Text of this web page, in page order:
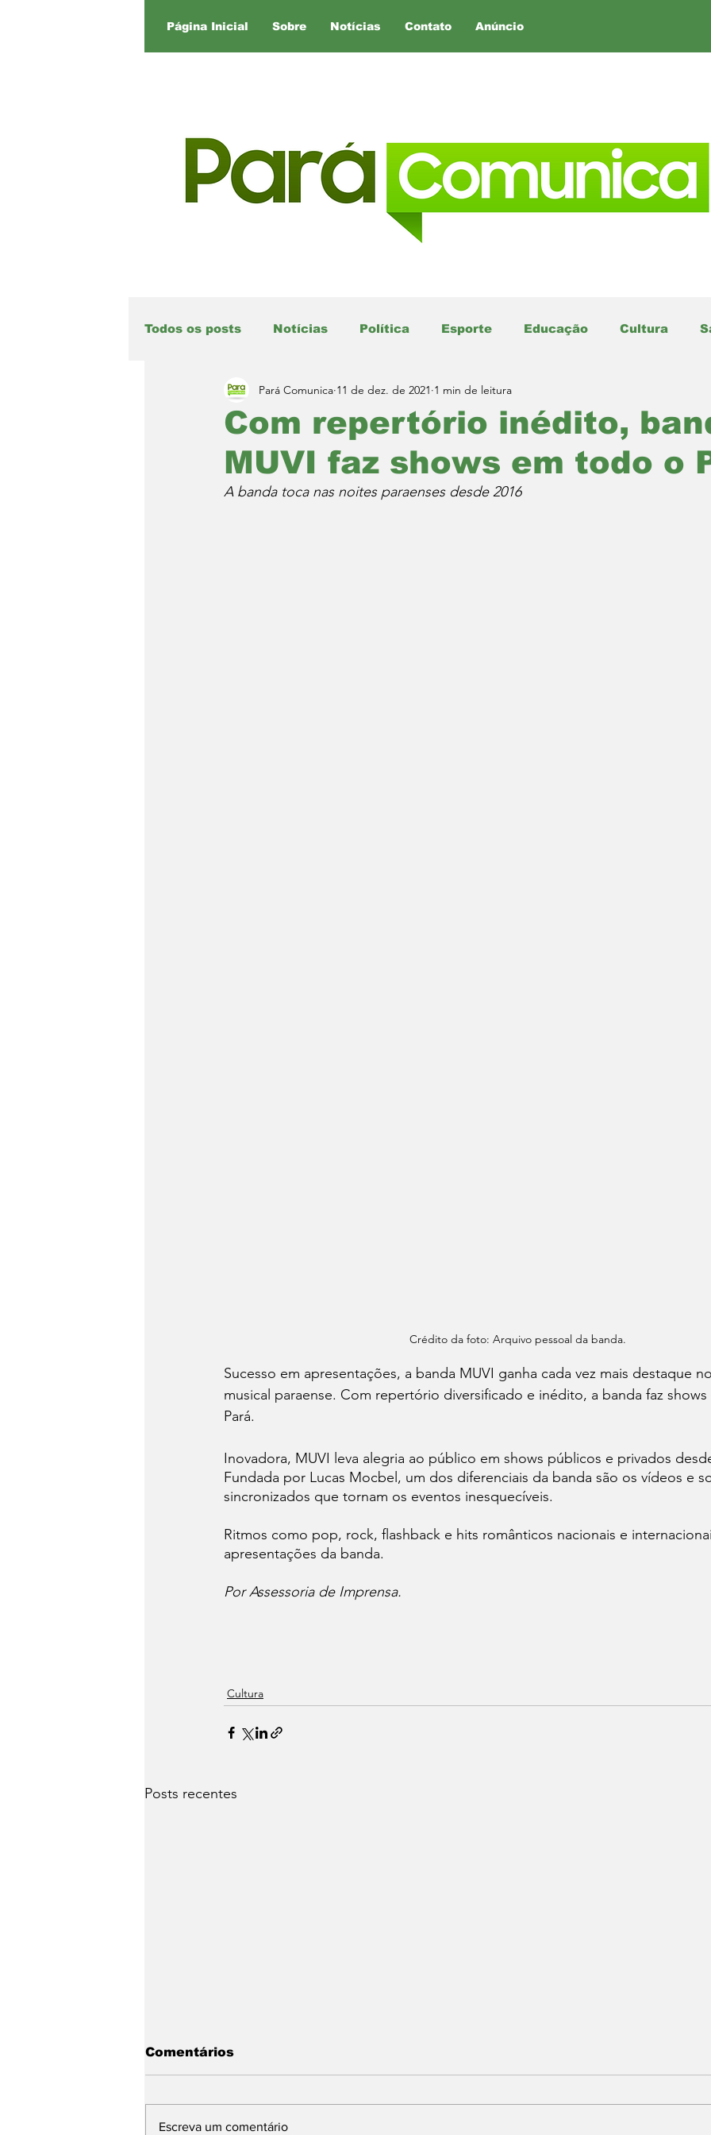
Página Inicial Sobre Notícias Contato Anúncio
Todos os posts Notícias Política Esporte Educação Cultura
Com repertório inédito,
MUVI faz shows em todo o
Pará Comunica 11 de dez. de 2021 1 min de leitura
A banda toca nas noites paraenses desde 2016
Crédito da foto: Arquivo pessoal da banda.
Sucesso em apresentações, a banda MUVI ganha cada vez mais destaque
musical paraense. Com repertório diversificado e inédito, a banda faz
Pará.
Inovadora, MUVI leva alegria ao público em shows públicos e privados
Fundada por Lucas Mocbel, um dos diferenciais da banda são os vídeos e
sincronizados que tornam os eventos inesquecíveis.
Ritmos como pop, rock, flashback e hits românticos nacionais e
apresentações da banda.
Por Assessoria de Imprensa.
Cultura
Posts recentes
Comentários
Escreva um comentário